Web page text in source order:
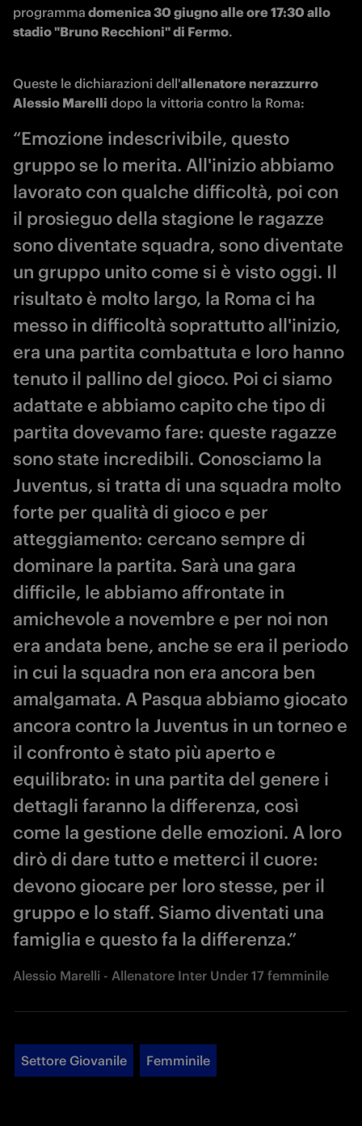
programma domenica 30 giugno alle ore 17:30 allo
stadio "Bruno Recchioni" di Fermo.
Queste le dichiarazioni dell'allenatore nerazzurro
Alessio Marelli dopo la vittoria contro la Roma:
“Emozione indescrivibile, questo
gruppo se lo merita. All'inizio abbiamo
lavorato con qualche difficoltà, poi con
il prosieguo della stagione le ragazze
sono diventate squadra, sono diventate
un gruppo unito come si è visto oggi. Il
risultato è molto largo, la Roma ci ha
messo in difficoltà soprattutto all'inizio,
era una partita combattuta e loro hanno
tenuto il pallino del gioco. Poi ci siamo
adattate e abbiamo capito che tipo di
partita dovevamo fare: queste ragazze
sono state incredibili. Conosciamo la
Juventus, si tratta di una squadra molto
forte per qualità di gioco e per
atteggiamento: cercano sempre di
dominare la partita. Sarà una gara
difficile, le abbiamo affrontate in
amichevole a novembre e per noi non
era andata bene, anche se era il periodo
in cui la squadra non era ancora ben
amalgamata. A Pasqua abbiamo giocato
ancora contro la Juventus in un torneo e
il confronto è stato più aperto e
equilibrato: in una partita del genere i
dettagli faranno la differenza, così
come la gestione delle emozioni. A loro
dirò di dare tutto e metterci il cuore:
devono giocare per loro stesse, per il
gruppo e lo staff. Siamo diventati una
famiglia e questo fa la differenza.”
Alessio Marelli - Allenatore Inter Under 17 femminile
Settore Giovanile Femminile